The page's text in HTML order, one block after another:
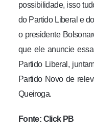
possibilidade, isso
do Partido Liberal e
o presidente
que ele anuncie
Partido Liberal,
Partido Novo de
Queiroga.
Fonte: Click PB